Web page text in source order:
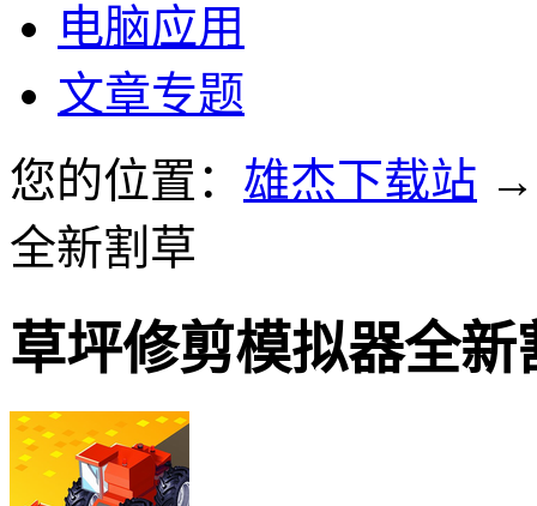
电脑应用
文章专题
您的位置： 雄杰下载站
全新割草
草坪修剪模拟器全新